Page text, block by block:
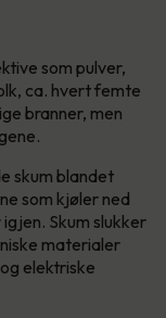
som pulver,
ca. hvert femte
branner, men
skum blandet
som kjøler ned
Skum slukker
materialer
elektriske